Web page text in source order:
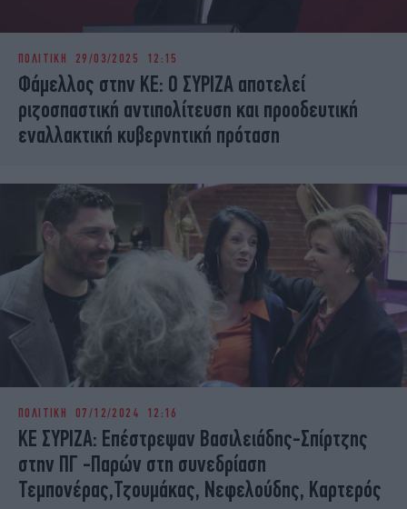
ΠΟΛΙΤΙΚΗ 29/03/2025 12:15
Φάμελλος στην ΚΕ: Ο ΣΥΡΙΖΑ αποτελεί
ριζοσπαστική αντιπολίτευση και προοδευτική
εναλλακτική κυβερνητική πρόταση
ΠΟΛΙΤΙΚΗ 07/12/2024 12:16
ΚΕ ΣΥΡΙΖΑ: Επέστρεψαν Βασιλειάδης-Σπίρτζης
στην ΠΓ -Παρών στη συνεδρίαση
Τεμπονέρας,Τζουμάκας, Νεφελούδης, Καρτερός